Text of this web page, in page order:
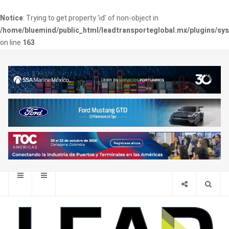
Notice: Trying to get property 'id' of non-object in
/home/bluemind/public_html/leadtransporteglobal.mx/plugins/
on line 163